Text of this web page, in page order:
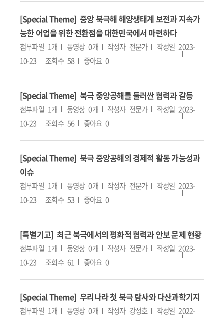
[Special Theme] 중앙 북극해 해양생태계 보전과 지속가
능한 어업을 위한 전환점을 대한민국에서 마련하다
첨부파일 1개 동영상 0개 작성자 전문가 작성일 2023-
10-23
조회수 58 좋아요 0
[Special Theme] 북극 중앙공해를 둘러싼 협력과 갈등
첨부파일 1개 동영상 0개 작성자 전문가 작성일 2023-
10-23
조회수 56 좋아요 0
[Special Theme] 북극 중앙공해의 경제적 활동 가능성과
이슈
첨부파일 1개 동영상 0개 작성자 전문가 작성일 2023-
10-23
조회수 53 좋아요 0
[특별기고] 최근 북극에서의 평화적 협력과 안보 문제 현황
첨부파일 1개 동영상 0개 작성자 전문가 작성일 2023-
10-23
조회수 61 좋아요 0
[Special Theme] 우리나라 첫 북극 탐사와 다산과학기지
첨부파일 1개 동영상 0개 작성자 강성호 작성일 2022-